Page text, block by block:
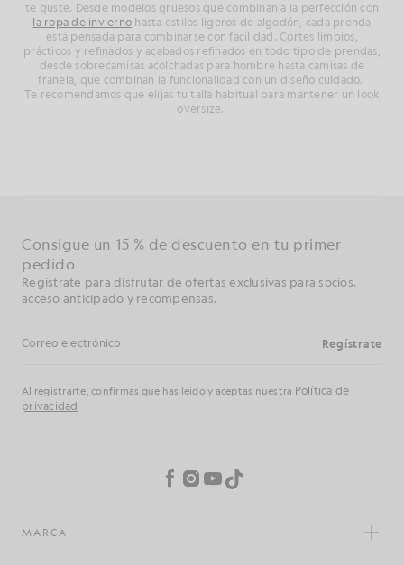
te guste. Desde modelos gruesos que combinan a la perfección con
la ropa de invierno hasta estilos ligeros de algodón, cada prenda
está pensada para combinarse con facilidad. Cortes limpios,
prácticos y refinados y acabados refinados en todo tipo de prendas,
desde sobrecamisas acolchadas para hombre hasta camisas de
franela, que combinan la funcionalidad con un diseño cuidado.
Te recomendamos que elijas tu talla habitual para mantener un look
oversize.
Consigue un 15 % de descuento en tu primer
pedido
Regístrate para disfrutar de ofertas exclusivas para socios,
acceso anticipado y recompensas.
Dirección de correo electrónico Regístrate
Al registrarte, confirmas que has leído y aceptas nuestra Política de
privacidad
Facebook
Instagram
YouTube
TikTok
MARCA